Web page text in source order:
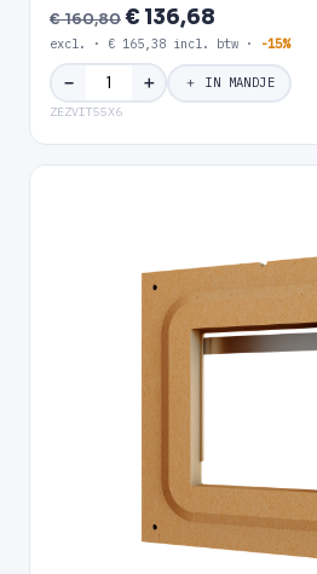
€ 160,80€ 136,68
excl. · € 165,38 incl. btw · -15%
− ＋ ＋ IN MANDJE
ZEZVIT55X6